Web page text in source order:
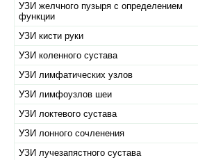
УЗИ желчного пузыря с определением
функции
УЗИ кисти руки
УЗИ коленного сустава
УЗИ лимфатических узлов
УЗИ лимфоузлов шеи
УЗИ локтевого сустава
УЗИ лонного сочленения
УЗИ лучезапястного сустава